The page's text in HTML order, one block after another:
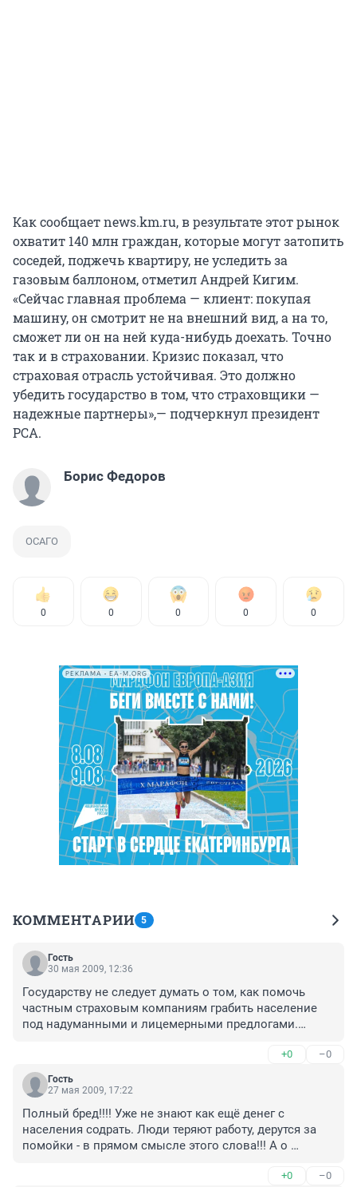
Как сообщает news.km.ru, в результате этот рынок
охватит 140 млн граждан, которые могут затопить
соседей, поджечь квартиру, не уследить за
газовым баллоном, отметил Андрей Кигим.
«Сейчас главная проблема — клиент: покупая
машину, он смотрит не на внешний вид, а на то,
сможет ли он на ней куда-нибудь доехать. Точно
так и в страховании. Кризис показал, что
страховая отрасль устойчивая. Это должно
убедить государство в том, что страховщики —
надежные партнеры»,— подчеркнул президент
РСА.
Борис Федоров
ОСАГО
0 0 0 0 0
РЕКЛАМА • EA-M.ORG
КОММЕНТАРИИ 5
Гость
30 мая 2009, 12:36
Государству не следует думать о том, как помочь
частным страховым компаниям грабить население
под надуманными и лицемерными предлогами.
платить весь объём законодательно установленных
налогов с тех гигантских сумм, собранных
страховщиками по ОСАГО - в этом случае
от новых поборов населения.
+0 –0
Гость
27 мая 2009, 17:22
Полный бред!!!! Уже не знают как ещё денег с
населения содрать. Люди теряют работу, дерутся за
помойки - в прямом смысле этого слова!!! А о
населения владеют 90 % денежной массы, вот пусть
+0 –0